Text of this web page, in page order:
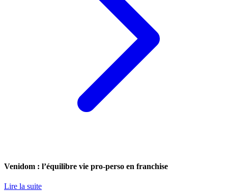
Venidom : l’équilibre vie pro-perso en franchise
Lire la suite